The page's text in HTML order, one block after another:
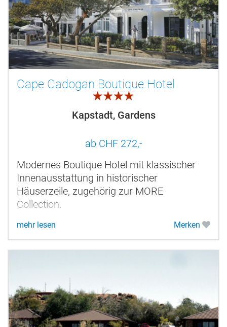
Cape Cadogan Boutique Hotel
4.0
Kapstadt, Gardens
ab CHF 272,-
Modernes Boutique Hotel mit klassischer
Innenausstattung in historischer
Häuserzeile, zugehörig zur MORE
Collection.
mehr lesen Merken